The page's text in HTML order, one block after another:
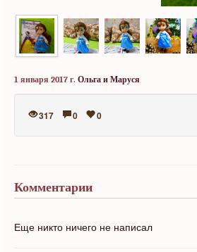
1 января 2017 г. Ольга и Маруся
317 0 0
Комментарии
Еще никто ничего не написал